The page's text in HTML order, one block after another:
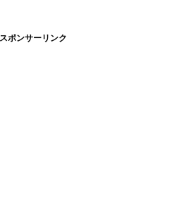
スポンサーリンク